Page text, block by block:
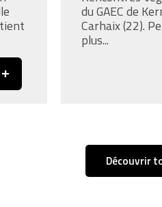
du GAEC de
Carhaix (22).
plus...
Découvrir